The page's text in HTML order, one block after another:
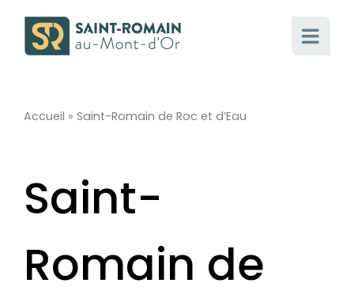
Accueil » Saint-Romain de Roc et d’Eau
Saint-
Romain de